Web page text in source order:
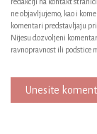
ne objavljujemo, kao i
komentari predstavljaju
Nijesu dozvoljeni
ravnopravnost ili podstice
Unesite